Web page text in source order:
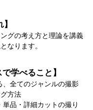
グの考え方と理論を講義
なります。
で学べること】
、全てのジャンルの撮影
方法
単品・詳細カットの撮り